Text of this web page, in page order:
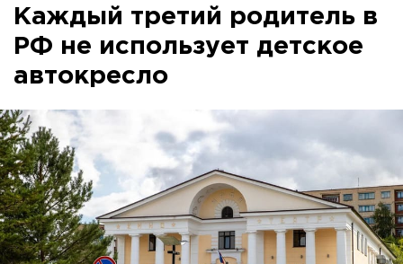
Каждый третий родитель в
РФ не использует детское
автокресло